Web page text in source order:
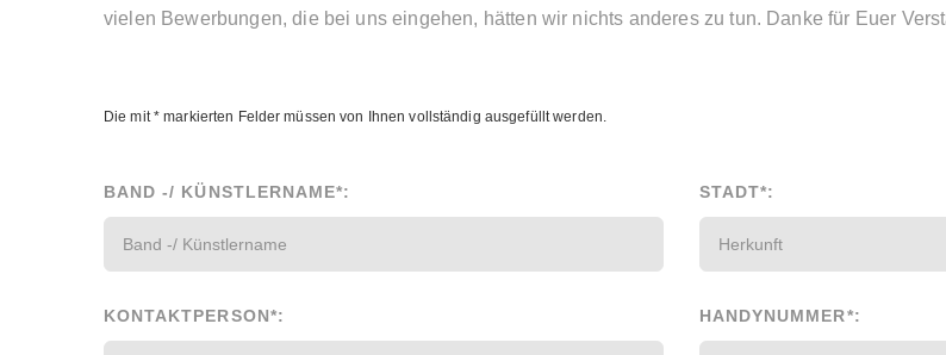
vielen Bewerbungen, die bei uns eingehen, hätten wir nichts anderes zu tun. Danke für Euer
Die mit * markierten Felder müssen von Ihnen vollständig ausgefüllt werden.
BAND -/ KÜNSTLERNAME*: STADT*:
KONTAKTPERSON*: HANDYNUMMER*: